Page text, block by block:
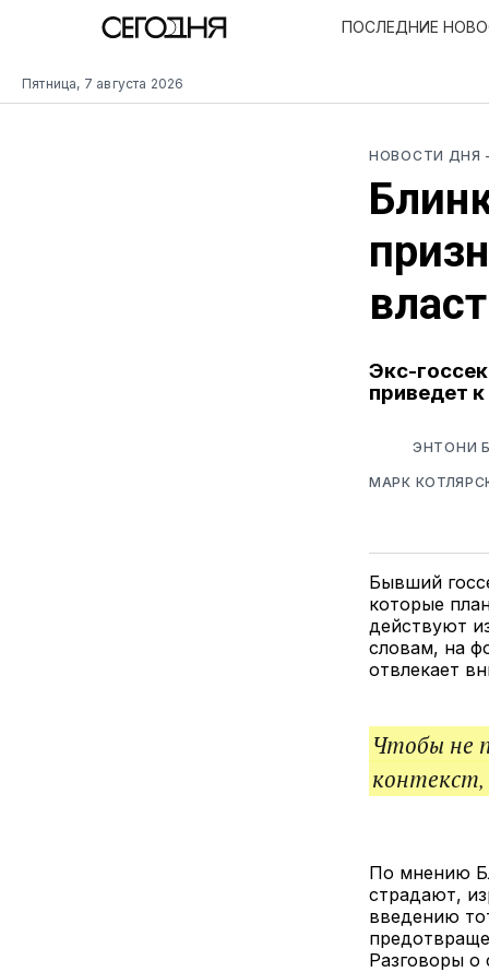
Пятница, 7 августа 2026
ПОСЛЕДНИЕ
НОВОСТИ ДНЯ
Экс-
приведет
ЭНТОНИ
МАРК
Бывший
которые
действуют
словам, на
отвлекает
Чтобы не
контекст,
По мнению
страдают,
введению
Разговоры о